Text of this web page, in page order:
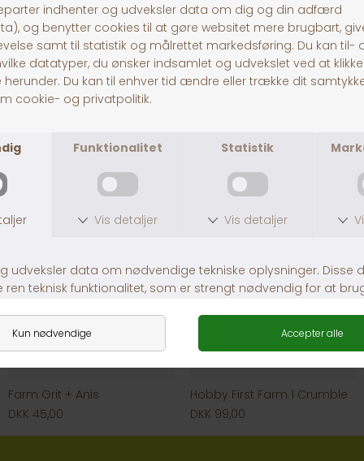
Farm Grit + Anis
DKK 45,00
Hobby First Farm 1 Crumble
DKK 99,00